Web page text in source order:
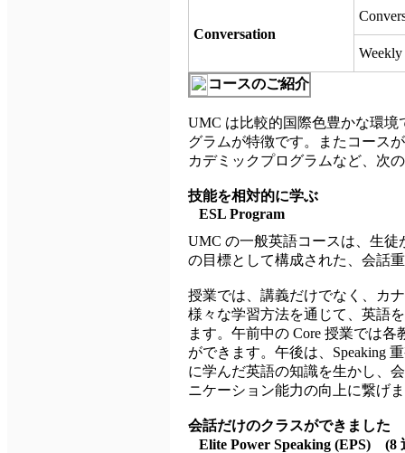
Conversation
Weekly
コースのご紹介
UMC は比較的国際色豊かな環
グラムが特徴です。またコース
カデミックプログラムなど、次
技能を相対的に学ぶ
ESL Program
UMC の一般英語コースは、生
の目標として構成された、会話
授業では、講義だけでなく、カ
様々な学習方法を通じて、英語
ます。午前中の Core 授業では
ができます。午後は、Speaking
に学んだ英語の知識を生かし、
ニケーション能力の向上に繋げ
会話だけのクラスができました
Elite Power Speaking (EPS)
(8